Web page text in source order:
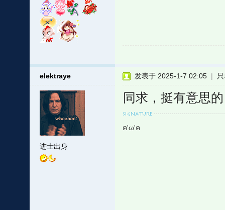
elektraye
进士出身
发表于 2025-1-7 02:05 |
同求，挺有意思
ฅ'ω'ฅ